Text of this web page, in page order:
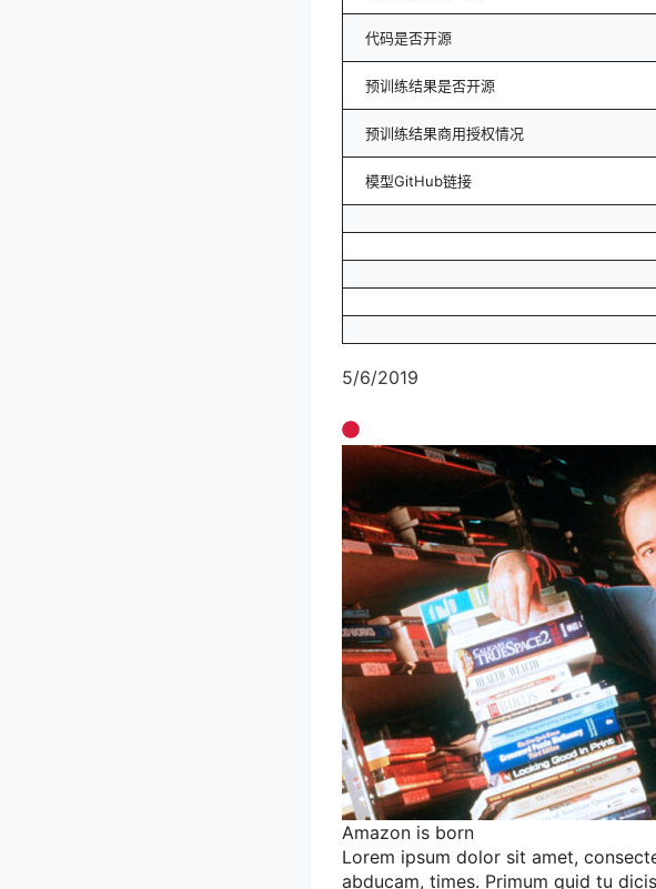
代码是否开源
预训练结果是否开源
预训练结果商用授权情况
模型GitHub链接
5/6/2019
Amazon is born
Lorem ipsum dolor sit amet,
abducam, times. Primum quid tu